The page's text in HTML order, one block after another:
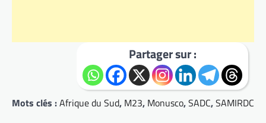
Partager sur :
Mots clés :Afrique du Sud, M23, Monusco,SADC,SAMIRDC